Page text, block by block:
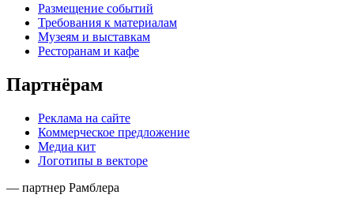
Размещение событий
Требования к материалам
Музеям и выставкам
Ресторанам и кафе
Партнёрам
Реклама на сайте
Коммерческое предложение
Медиа кит
Логотипы в векторе
— партнер Рамблера